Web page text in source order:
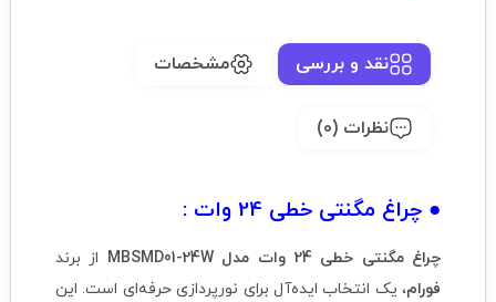
نقد و بررسی مشخصات
نظرات (0)
● چراغ مگنتی خطی 24 وات :
چراغ مگنتی خطی 24 وات مدل MBSMD01-24W
از برند
فورام، یک انتخاب ایده‌آل برای نورپردازی حرفه‌ای است. این